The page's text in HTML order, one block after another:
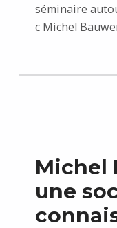
séminaire
c Michel
Michel
une